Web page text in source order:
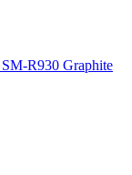
R930 Graphite